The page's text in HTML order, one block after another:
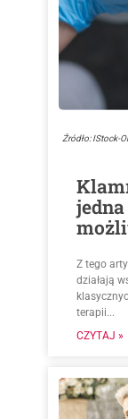
Źródło: IStock-
Z tego
działają
terapii...
CZYTAJ »